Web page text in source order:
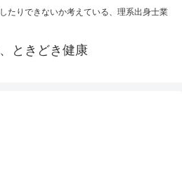
たりできないか考えている、理系出身士業
ときどき健康